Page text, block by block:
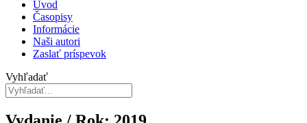
Úvod
Časopisy
Informácie
Naši autori
Zaslať príspevok
Vyhľadať